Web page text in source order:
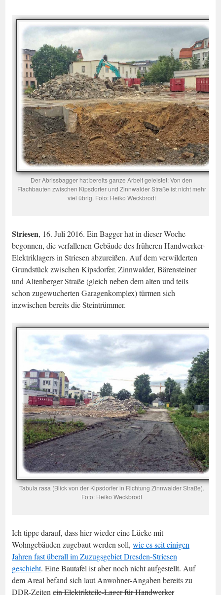
Der Abrissbagger hat bereits ganze Arbeit geleistet: Von den
Flachbauten zwischen Kipsdorfer und Zinnwalder Straße ist nicht mehr
viel übrig. Foto: Heiko Weckbrodt
Striesen, 16. Juli 2016. Ein Bagger hat in dieser Woche
begonnen, die verfallenen Gebäude des früheren Handwerker-
Elektriklagers in Striesen abzureißen. Auf dem verwilderten
Grundstück zwischen Kipsdorfer, Zinnwalder, Bärensteiner
und Altenberger Straße (gleich neben dem alten und teils
schon zugewucherten Garagenkomplex) türmen sich
inzwischen bereits die Steintrümmer.
Tabula rasa (Blick von der Kipsdorfer in Richtung Zinnwalder Straße).
Foto: Heiko Weckbrodt
Ich tippe darauf, dass hier wieder eine Lücke mit
Wohngebäuden zugebaut werden soll, wie es seit einigen
Jahren fast überall im Zuzugsgebiet Dresden-Striesen
geschieht. Eine Bautafel ist aber noch nicht aufgestellt. Auf
dem Areal befand sich laut Anwohner-Angaben bereits zu
DDR-Zeiten ein Elektrikteile-Lager für Handwerker